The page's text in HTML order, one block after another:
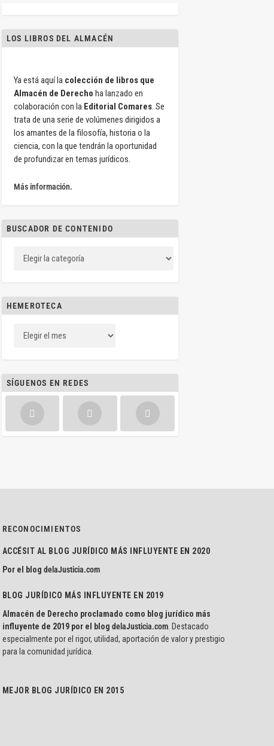
LOS LIBROS DEL ALMACÉN
Ya está aquí la colección de libros que
Almacén de Derecho ha lanzado en
colaboración con la Editorial Comares. Se
trata de una serie de volúmenes dirigidos a
los amantes de la filosofía, historia o la
ciencia, con la que tendrán la oportunidad
de profundizar en temas jurídicos.
Más información.
BUSCADOR DE CONTENIDO
HEMEROTECA
SÍGUENOS EN REDES
RECONOCIMIENTOS
ACCÉSIT AL BLOG JURÍDICO MÁS INFLUYENTE EN 2020
Por el blog delaJusticia.com
BLOG JURÍDICO MÁS INFLUYENTE EN 2019
Almacén de Derecho proclamado como blog jurídico más
influyente de 2019 por el blog delaJusticia.com. Destacado
especialmente por el rigor, utilidad, aportación de valor y prestigio
para la comunidad jurídica.
MEJOR BLOG JURÍDICO EN 2015